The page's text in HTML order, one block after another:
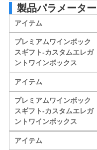
製品パラメーター
アイテム
プレミアムワインボック
スギフト-カスタムエレガ
ントワインボックス
アイテム
プレミアムワインボック
スギフト-カスタムエレガ
ントワインボックス
アイテム